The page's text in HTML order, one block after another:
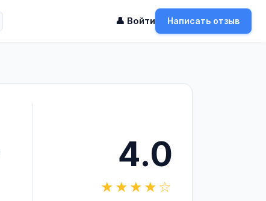
👤 Войти Написать отзыв
4.0
★★★★☆